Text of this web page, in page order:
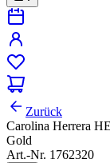
Zurück
Carolina Herrera
Gold
Art.-Nr. 1762320